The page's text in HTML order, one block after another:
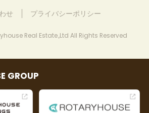
せ プライバシーポリシー
Real Estate.,Ltd All Rights Reserved
GROUP